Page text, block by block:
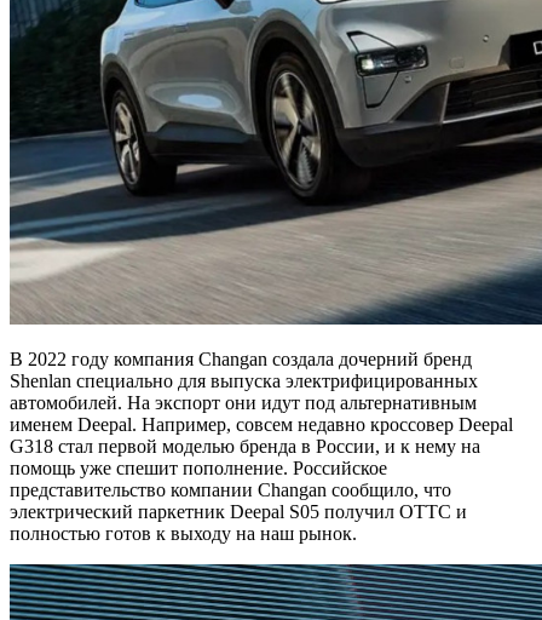
В 2022 году компания Changan создала дочерний бренд
Shenlan специально для выпуска электрифицированных
автомобилей. На экспорт они идут под альтернативным
именем Deepal. Например, совсем недавно кроссовер Deepal
G318 стал первой моделью бренда в России, и к нему на
помощь уже спешит пополнение. Российское
представительство компании Changan сообщило, что
электрический паркетник Deepal S05 получил ОТТС и
полностью готов к выходу на наш рынок.